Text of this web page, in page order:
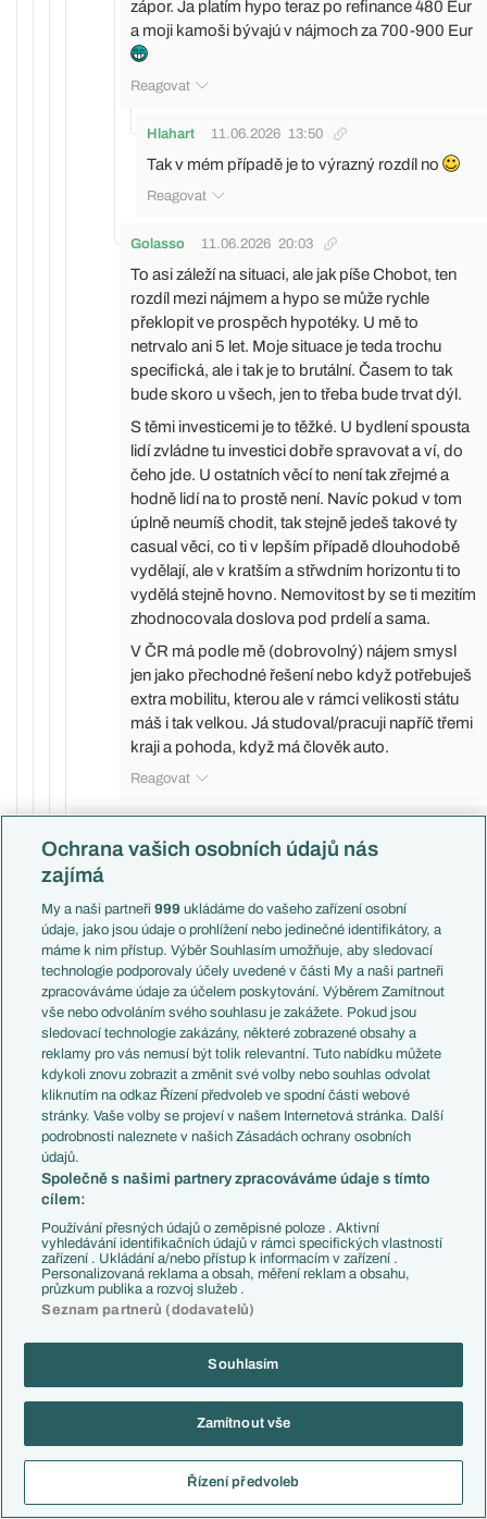
zápor. Ja platím hypo teraz po refinance 480 Eur
a moji kamoši bývajú v nájmoch za 700-900 Eur
Reagovat
Hlahart 11.06.2026 13:50
Tak v mém případě je to výrazný rozdíl no
Reagovat
Golasso 11.06.2026 20:03
To asi záleží na situaci, ale jak píše Chobot, ten
rozdíl mezi nájmem a hypo se může rychle
překlopit ve prospěch hypotéky. U mě to
netrvalo ani 5 let. Moje situace je teda trochu
specifická, ale i tak je to brutální. Časem to tak
bude skoro u všech, jen to třeba bude trvat dýl.
S těmi investicemi je to těžké. U bydlení spousta
lidí zvládne tu investici dobře spravovat a ví, do
čeho jde. U ostatních věcí to není tak zřejmé a
hodně lidí na to prostě není. Navíc pokud v tom
úplně neumíš chodit, tak stejně jedeš takové ty
casual věci, co ti v lepším případě dlouhodobě
vydělají, ale v kratším a střwdním horizontu ti to
vydělá stejně hovno. Nemovitost by se ti mezitím
zhodnocovala doslova pod prdelí a sama.
V ČR má podle mě (dobrovolný) nájem smysl
jen jako přechodné řešení nebo když potřebuješ
extra mobilitu, kterou ale v rámci velikosti státu
máš i tak velkou. Já studoval/pracuji napříč třemi
kraji a pohoda, když má člověk auto.
Reagovat
Kromě vlastnického práva v tom rozdíl není.
Reagovat
Mastný Chobot 11.06.2026 13:16
No jo, taký detail no
Reagovat
smazaný uživatel 11.06.2026 13:21
Měl sem obojí a náklady byly +-stejné. V dnešní
době už lidi neberou vlastnictví zas tak důležitě.
Někteří to i vyhledávají, aby nic nevlastnili. Pak si na
Reagovat
Bayern + 13.06.2026 11:56
Reagovat
a co teprve žít v podnájmu u rodičů
Reagovat
oli9 11.06.2026 11:16
Reagovat
Ochrana vašich osobních údajů nás
zajímá
My a naši partneři999 ukládáme do vašeho zařízení osobní
údaje, jako jsou údaje o prohlížení nebo jedinečné identifikátory, a
máme k nim přístup. Výběr Souhlasím umožňuje, aby sledovací
technologie podporovaly účely uvedené v části My a naši partneři
zpracováváme údaje za účelem poskytování. Výběrem Zamítnout
vše nebo odvoláním svého souhlasu je zakážete. Pokud jsou
sledovací technologie zakázány, některé zobrazené obsahy a
reklamy pro vás nemusí být tolik relevantní. Tuto nabídku můžete
kdykoli znovu zobrazit a změnit své volby nebo souhlas odvolat
kliknutím na odkaz Řízení předvoleb ve spodní části webové
stránky. Vaše volby se projeví v našem Internetová stránka. Další
podrobnosti naleznete v našich Zásadách ochrany osobních
údajů.
Společně s našimi partnery zpracováváme údaje s tímto
cílem:
Používání přesných údajů o zeměpisné poloze . Aktivní
vyhledávání identifikačních údajů v rámci specifických vlastností
zařízení . Ukládání a/nebo přístup k informacím v zařízení .
Personalizovaná reklama a obsah, měření reklam a obsahu,
průzkum publika a rozvoj služeb .
Seznam partnerů (dodavatelů)
Souhlasím
Zamítnout vše
Řízení předvoleb